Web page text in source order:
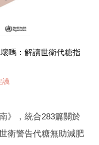
嗎：解讀世衛代糖指
議
》，統合283篇關於
衛警告代糖無助減肥